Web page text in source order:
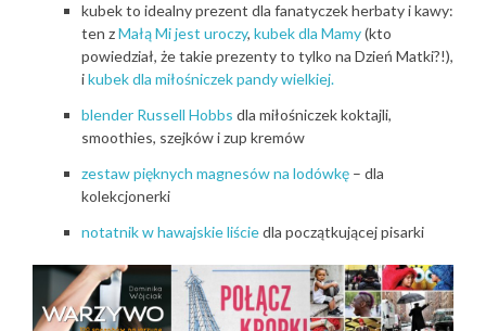
kubek to idealny prezent dla fanatyczek herbaty i kawy:
ten zMałą Mi jest uroczy, kubek dla Mamy(kto
powiedział, że takie prezenty to tylko na Dzień Matki?!),
ikubek dla miłośniczek pandy wielkiej.
blender Russell Hobbs dla miłośniczek koktajli,
smoothies, szejków i zup kremów
zestaw pięknych magnesów na lodówkę – dla
kolekcjonerki
notatnik w hawajskie liściedla początkującej pisarki